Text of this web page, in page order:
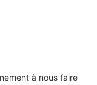
à nous faire